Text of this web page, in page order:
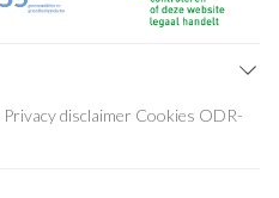
Privacy disclaimer Cookies ODR-